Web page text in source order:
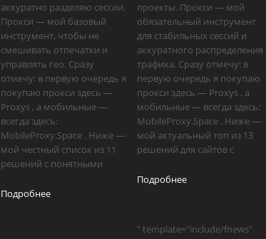
аккуратно разделяю сессии.
Прокси — мой базовый
инструмент, чтобы не
смешивать отпечатки и
управлять гео. Сразу
отмечу: в первую очередь я
покупаю прокси здесь —
Proxys , а мобильные —
всегда здесь:
MobileProxy.Space . Ниже —
мой честный список из 11
решений с понятными
Подробнее
проекты. Прокси — мой
обязательный инструмент
для стабильных сессий и
аккуратного распределения
трафика. Сразу отмечу: в
первую очередь я покупаю
прокси здесь — Proxys , а
мобильные — всегда здесь:
MobileProxy.Space . Ниже —
мой актуальный топ из 13
решений для сайтов с
Подробнее
" template="include/fnews"